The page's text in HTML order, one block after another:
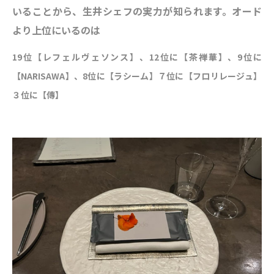
いることから、生井シェフの実力が知られます。オード
より上位にいるのは
19位【レフェルヴェソンス】、12位に【茶禅華】、9位に
【NARISAWA】、8位に【ラシーム】７位に【フロリレージュ】
３位に【傳】